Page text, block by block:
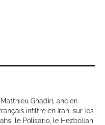
Ghadiri, ancien
infiltré en Iran, sur les
le Polisario, le Hezbollah